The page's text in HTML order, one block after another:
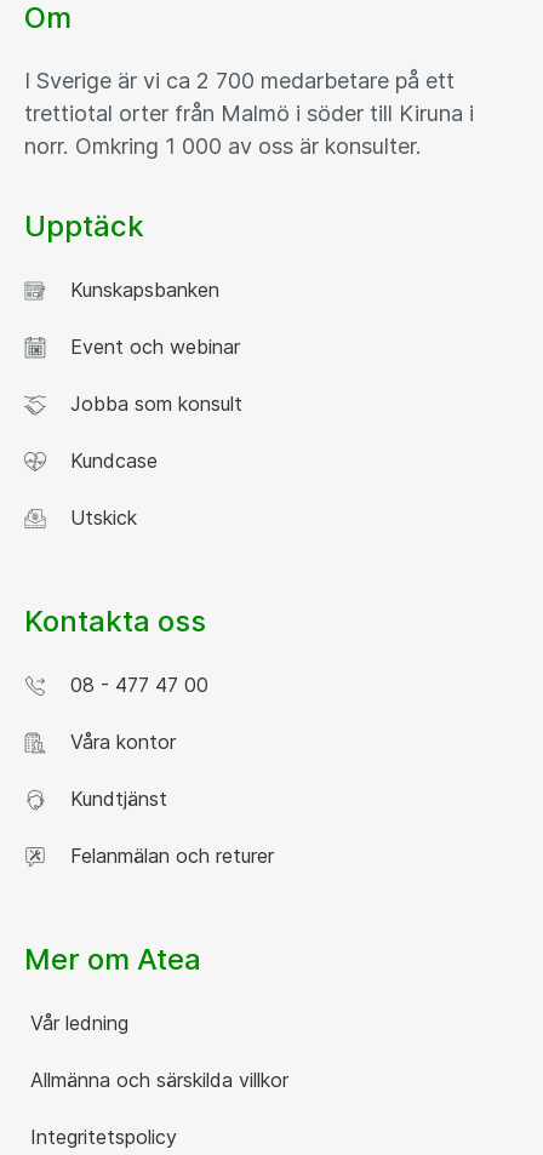
Om
I Sverige är vi ca 2 700 medarbetare på ett
trettiotal orter från Malmö i söder till Kiruna i
norr. Omkring 1 000 av oss är konsulter.
Upptäck
Kunskapsbanken
Event och webinar
Jobba som konsult
Kundcase
Utskick
Kontakta oss
08 - 477 47 00
Våra kontor
Kundtjänst
Felanmälan och returer
Mer om Atea
Vår ledning
Allmänna och särskilda villkor
Integritetspolicy